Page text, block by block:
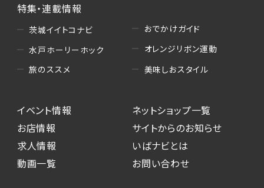
・読者プレゼント、アンケート等、当サービスが実
施するキャンペーンの抽選、当選者への連絡及
び発送 ・ユーザーの趣向や属性情報等の分析
（5）広告主への問い合わせ・応募等への対応
・本サービスを通じて求人広告に応募した際の
選考に関する連絡
・本サービスを通じて店舗への来店予約を登録
した際の内容確認、返答
特集・連載情報
茨城イイトコナビ
水戸ホーリーホック
旅のススメ
おでかけガイド
オレンジリボン運動
美味しおスタイル
イベント情報
お店情報
求人情報
動画一覧
ネットショップ一覧
サイトからのお知らせ
いばナビとは
お問い合わせ